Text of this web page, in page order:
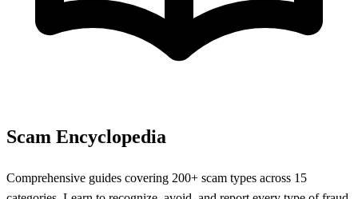
Scam Encyclopedia
Comprehensive guides covering 200+ scam types across 15